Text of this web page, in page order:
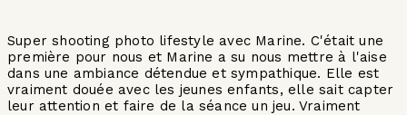
Super shooting photo lifestyle avec Marine. C'était une
première pour nous et Marine a su nous mettre à l'aise
dans une ambiance détendue et sympathique. Elle est
vraiment douée avec les jeunes enfants, elle sait capter
leur attention et faire de la séance un jeu. Vraiment